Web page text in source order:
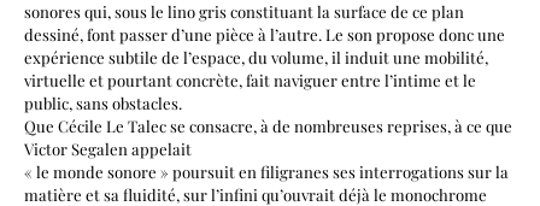
sonores qui, sous le lino gris constituant la surface de ce plan
dessiné, font passer d’une pièce à l’autre. Le son propose donc une
expérience subtile de l’espace, du volume, il induit une mobilité,
virtuelle et pourtant concrète, fait naviguer entre l’intime et le
public, sans obstacles.
Que Cécile Le Talec se consacre, à de nombreuses reprises, à ce que
Victor Segalen appelait
« le monde sonore » poursuit en filigranes ses interrogations sur la
matière et sa fluidité, sur l’infini qu’ouvrait déjà le monochrome